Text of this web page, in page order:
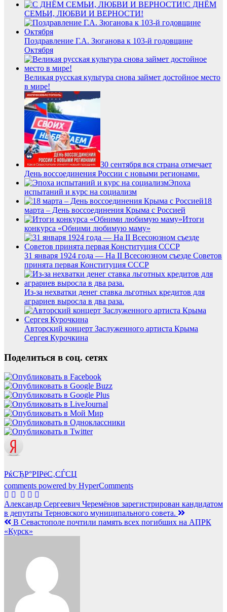
С ДНЁМ
СЕМЬИ, ЛЮБВИ И ВЕРНОСТИ!
Поздравление Г.А. Зюганова к 103-й годовщине
Октября
Великая русская культура снова займет достойное место
в мире!
30 сентября вся страна отмечает
День воссоединения России с новыми регионами.
Эпоха
испытаний и курс на социализм
18
марта – День воссоединения Крыма с Россией
Итоги
конкурса «Обними любимую маму»
31 января 1924 года — На II Всесоюзном съезде Советов
принята первая Конституция СССР
Из-за нехватки денег ставка льготных кредитов для
аграриев выросла в два раза.
Авторский концерт Заслуженного артиста Крыма
Сергея Курочкина
Поделиться в соц. сетях
РќСЂР°РІРёС‚СЃСЏ
comments powered by HyperComments
Навигация
по
записям
Александр Сергеевич Черемёнов зарегистрирован кандидатом
в депутаты Терновского муниципального совета.
В Севастополе почтили память всех погибших на АПРК
«Курск»